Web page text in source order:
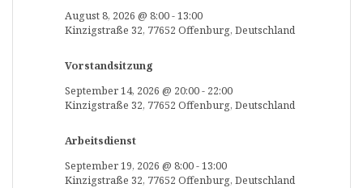
August 8, 2026 @ 8:00-13:00
Kinzigstraße 32, 77652 Offenburg, Deutschland
Vorstandsitzung
September 14, 2026 @ 20:00- 22:00
Kinzigstraße 32, 77652 Offenburg, Deutschland
Arbeitsdienst
September 19, 2026 @ 8:00-13:00
Kinzigstraße 32, 77652 Offenburg, Deutschland